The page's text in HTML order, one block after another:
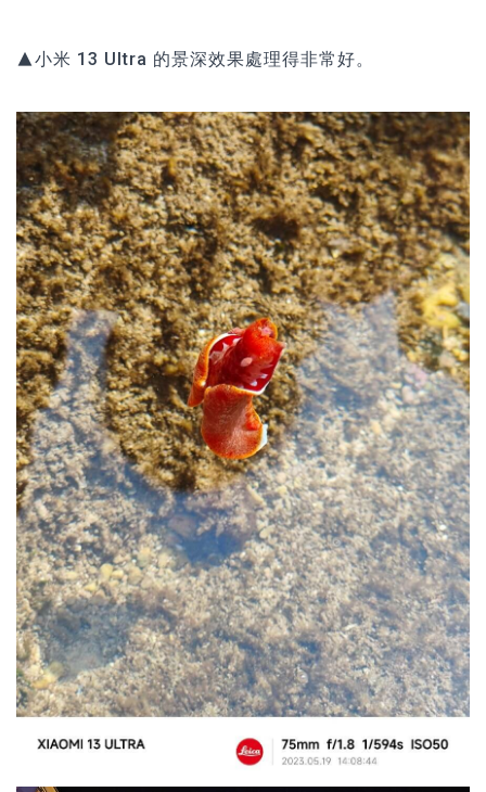
▲小米 13 Ultra 的景深效果處理得非常好。